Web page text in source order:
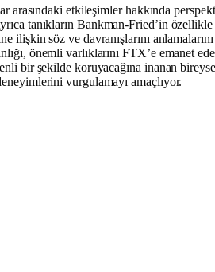
arasındaki etkileşimler hakkında
tanıkların Bankman-Fried’in özellikle
ilişkin söz ve davranışlarını anlamalarını
önemli varlıklarını FTX’e emanet
bir şekilde koruyacağına inanan
vurgulamayı amaçlıyor.